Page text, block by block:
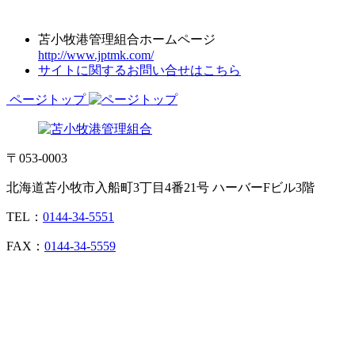
苫小牧港管理組合ホームページ
http://www.jptmk.com/
サイトに関するお問い合せはこちら
ページトップ
〒053-0003
北海道苫小牧市入船町3丁目4番21号 ハーバーFビル3階
TEL： 0144-34-5551
FAX： 0144-34-5559